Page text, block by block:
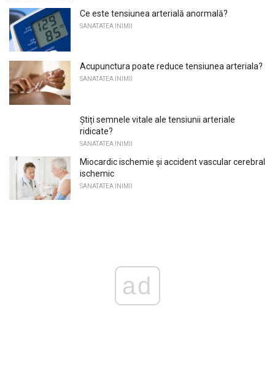
Ce este tensiunea arterială anormală?
SANATATEA INIMII
Acupunctura poate reduce tensiunea arteriala?
SANATATEA INIMII
Știți semnele vitale ale tensiunii arteriale
ridicate?
SANATATEA INIMII
Miocardic ischemie și accident vascular cerebral
ischemic
SANATATEA INIMII
ad